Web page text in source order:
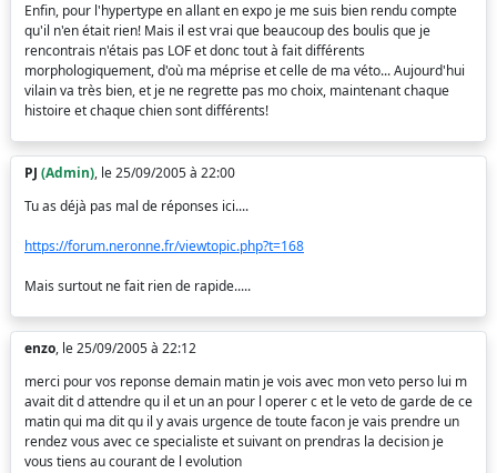
Enfin, pour l'hypertype en allant en expo je me suis bien rendu compte
qu'il n'en était rien! Mais il est vrai que beaucoup des boulis que je
rencontrais n'étais pas LOF et donc tout à fait différents
morphologiquement, d'où ma méprise et celle de ma véto... Aujourd'hui
vilain va très bien, et je ne regrette pas mo choix, maintenant chaque
histoire et chaque chien sont différents!
PJ (Admin), le 25/09/2005 à 22:00
Tu as déjà pas mal de réponses ici....
https://forum.neronne.fr/viewtopic.php?t=168
Mais surtout ne fait rien de rapide.....
enzo, le 25/09/2005 à 22:12
merci pour vos reponse demain matin je vois avec mon veto perso lui m
avait dit d attendre qu il et un an pour l operer c et le veto de garde de ce
matin qui ma dit qu il y avais urgence de toute facon je vais prendre un
rendez vous avec ce specialiste et suivant on prendras la decision je
vous tiens au courant de l evolution